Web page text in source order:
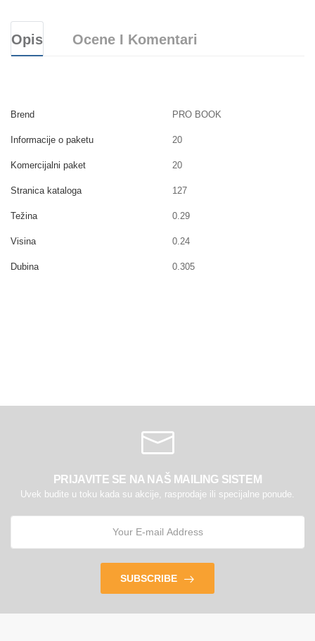
Opis Ocene I Komentari
Brend PRO BOOK
Informacije o paketu 20
Komercijalni paket 20
Stranica kataloga 127
Težina 0.29
Visina 0.24
Dubina 0.305
PRIJAVITE SE NA NAŠ MAILING SISTEM
Uvek budite u toku kada su akcije, rasprodaje ili specijalne ponude.
SUBSCRIBE